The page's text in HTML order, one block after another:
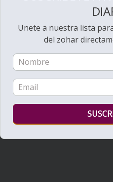
Unete a nuestra lista
del zohar